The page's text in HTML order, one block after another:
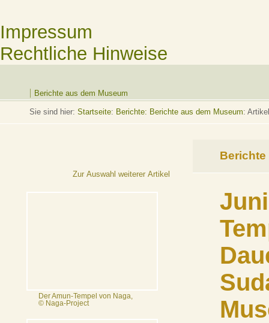
Impressum
Rechtliche Hinweise
Berichte aus dem Museum
Sie sind hier: Startseite: Berichte: Berichte aus dem Museum: Artikel
Zur Auswahl weiterer Artikel
Der Amun-Tempel von Naga,
© Naga-Project
Berichte